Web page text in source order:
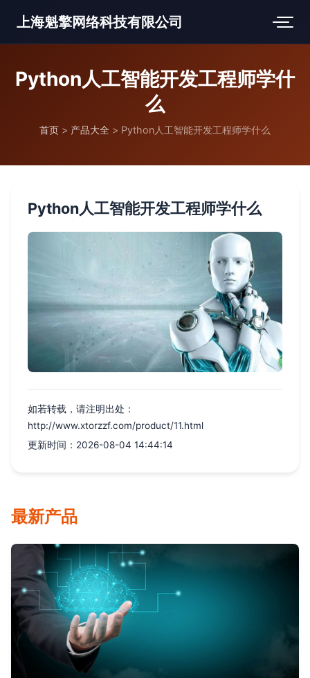
上海魁擎网络科技有限公司
Python人工智能开发工程师学什
么
首页 > 产品大全 > Python人工智能开发工程师学什么
Python人工智能开发工程师学什么
如若转载，请注明出处：
http://www.xtorzzf.com/product/11.html
更新时间：2026-08-04 14:44:14
最新产品